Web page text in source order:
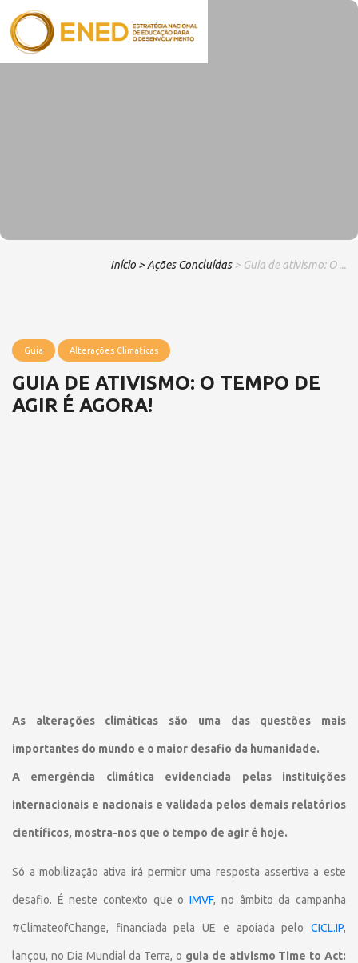
Início > Ações Concluídas > Guia de ativismo: O ...
Guia Alterações Climáticas
GUIA DE ATIVISMO: O TEMPO DE
AGIR É AGORA!
As alterações climáticas são uma das questões mais
importantes do mundo e o maior desafio da humanidade.
A emergência climática evidenciada pelas instituições
internacionais e nacionais e validada pelos demais relatórios
científicos, mostra-nos que o tempo de agir é hoje.
Só a mobilização ativa irá permitir uma resposta assertiva a este
desafio. É neste contexto que oIMVF, no âmbito da campanha
#ClimateofChange, financiada pela UE e apoiada pelo CICL.IP,
lançou, no Dia Mundial da Terra, o guia de ativismo Time to Act: